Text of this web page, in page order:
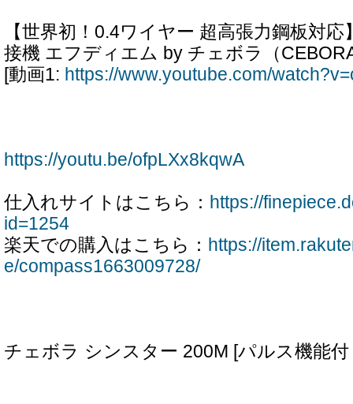
【世界初！0.4ワイヤー 超高張力鋼板対
接機 エフディエム by チェボラ（
[動画1: https://www.youtube.com/
https://youtu.be/ofpLXx8kqwA
仕入れサイトはこちら： https://
id=1254
楽天での購入はこちら： https://
e/compass1663009728/
チェボラ シンスター 200M [パルス機能